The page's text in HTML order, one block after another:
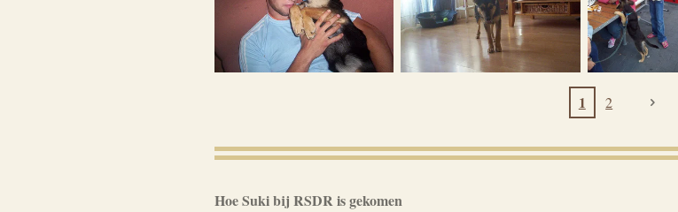
1 2
Hoe Suki bij RSDR is gekomen